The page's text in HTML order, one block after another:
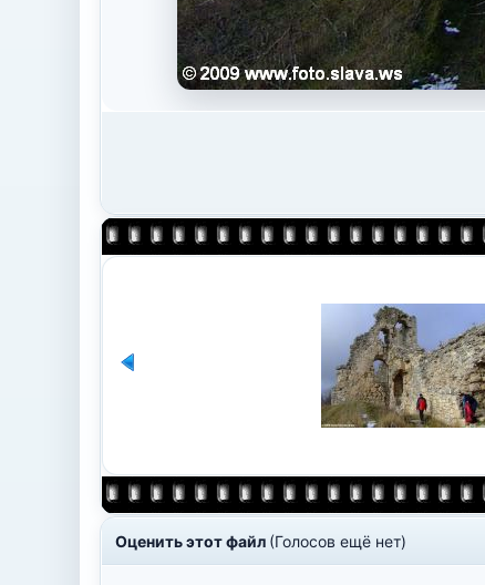
Оценить этот файл (Голосов ещё нет)